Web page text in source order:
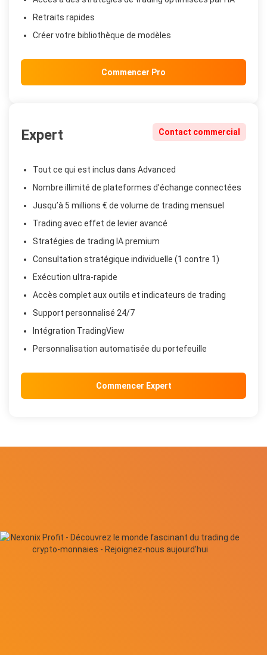
Retraits rapides
Créer votre bibliothèque de modèles
Commencer Pro
Expert Contact commercial
Tout ce qui est inclus dans Advanced
Nombre illimité de plateformes d’échange connectées
Jusqu’à 5 millions € de volume de trading mensuel
Trading avec effet de levier avancé
Stratégies de trading IA premium
Consultation stratégique individuelle (1 contre 1)
Exécution ultra-rapide
Accès complet aux outils et indicateurs de trading
Support personnalisé 24/7
Intégration TradingView
Personnalisation automatisée du portefeuille
Commencer Expert